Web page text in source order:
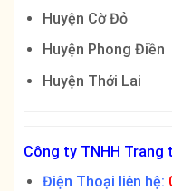
Huyện Cờ Đỏ
Huyện Phong Điền
Huyện Thới Lai
Công ty TNHH Trang
Điện Thoại liên hệ: